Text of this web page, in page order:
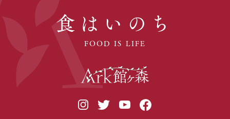
食はいのち
FOOD IS LIFE